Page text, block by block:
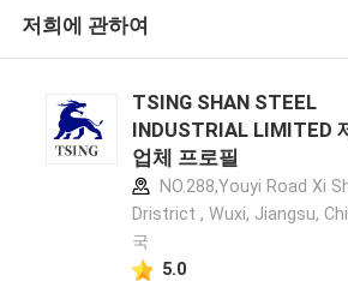
저희에 관하여
TSING SHAN STEEL
INDUSTRIAL LIMITED
업체 프로필
NO.288,Youyi Road Xi
Dristrict , Wuxi, Jiangsu,
국
5.0